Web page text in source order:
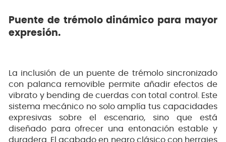
Puente de trémolo dinámico para mayor
expresión.
La inclusión de un puente de trémolo sincronizado
con palanca removible permite añadir efectos de
vibrato y bending de cuerdas con total control. Este
sistema mecánico no solo amplía tus capacidades
expresivas sobre el escenario, sino que está
diseñado para ofrecer una entonación estable y
duradera. El acabado en negro clásico con herrajes